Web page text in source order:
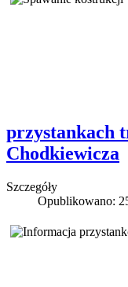
przystankach
Chodkiewicza
Szczegóły
Opublikowano: